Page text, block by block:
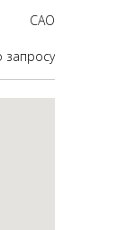
CАО
запросу